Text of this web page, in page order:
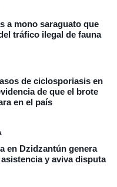
a mono saraguato que
tráfico ilegal de fauna
de ciclosporiasis en
de que el brote
en el país
en Dzidzantún genera
y aviva disputa